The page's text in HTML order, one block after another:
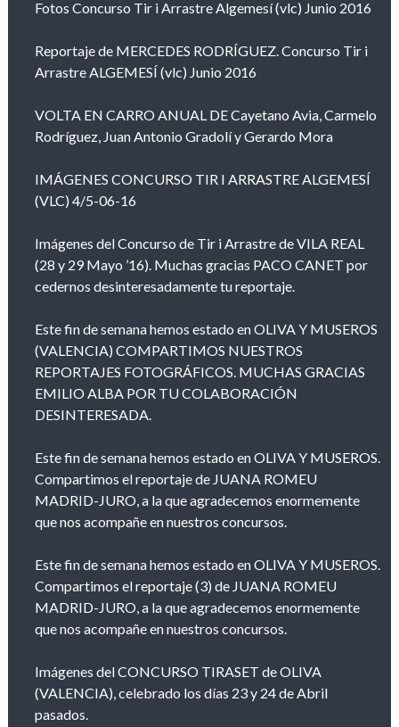
Fotos Concurso Tir i Arrastre Algemesí (vlc) Junio 2016
Reportaje de MERCEDES RODRÍGUEZ. Concurso Tir i
Arrastre ALGEMESÍ (vlc) Junio 2016
VOLTA EN CARRO ANUAL DE Cayetano Avia, Carmelo
Rodríguez, Juan Antonio Gradolí y Gerardo Mora
IMÁGENES CONCURSO TIR I ARRASTRE ALGEMESÍ
(VLC) 4/5-06-16
Imágenes del Concurso de Tir i Arrastre de VILA REAL
(28 y 29 Mayo ’16). Muchas gracias PACO CANET por
cedernos desinteresadamente tu reportaje.
Este fin de semana hemos estado en OLIVA Y MUSEROS
(VALENCIA) COMPARTIMOS NUESTROS
REPORTAJES FOTOGRÁFICOS. MUCHAS GRACIAS
EMILIO ALBA POR TU COLABORACIÓN
DESINTERESADA.
Este fin de semana hemos estado en OLIVA Y MUSEROS.
Compartimos el reportaje de JUANA ROMEU
MADRID-JURO, a la que agradecemos enormemente
que nos acompañe en nuestros concursos.
Este fin de semana hemos estado en OLIVA Y MUSEROS.
Compartimos el reportaje (3) de JUANA ROMEU
MADRID-JURO, a la que agradecemos enormemente
que nos acompañe en nuestros concursos.
Imágenes del CONCURSO TIRASET de OLIVA
(VALENCIA), celebrado los días 23 y 24 de Abril
pasados.